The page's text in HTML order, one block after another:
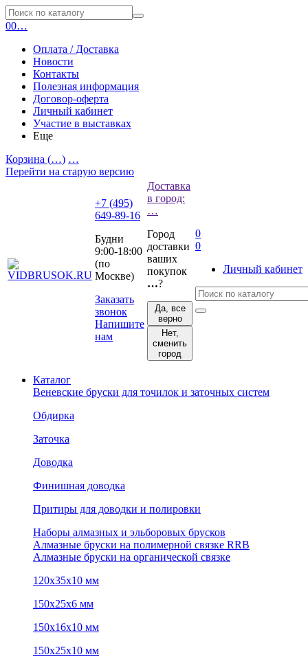
00…
Оплата / Доставка
Новости
Контакты
Полезная информация
Договор-оферта
Личный кабинет
Участие в выставках
Еще
Корзина (…) …
Перейти на старую версию
+7 (495)
649-89-16
Будни
9:00-18:00
(по
Москве)
Заказать
звонок
Напишите
нам
Доставка
в город:
…
Город
доставки
ваших
покупок
…?
Да, все
верно
Нет,
сменить
город
0
0
Личный кабинет
Каталог
Веневские бруски для точилок и заточных систем
Обдирка
Заточка
Доводка
Финишная доводка
Притиры для доводки и полировки
Наборы алмазных и эльборовых брусков
Алмазные бруски на полимерной связке RRB
Алмазные бруски на органической связке
120х35х10 мм
150х25х6 мм
150х16х10 мм
150х25х10 мм